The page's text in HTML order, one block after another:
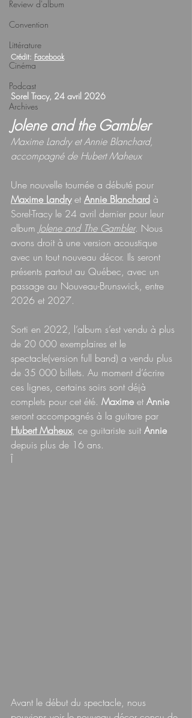
Review d'album
Convention
Littérature
Cinéma
Podcast
Archives
Crédit: Facebook
Sorel Tracy, 24 avril 2026
Jolene and the Gambler
Maxime Landry et Annie Blanchard,
accompagné de Hubert Maheux
Une nouvelle tournée a débuté pour
Maxime Landry et Annie Blanchard à
Sorel-Tracy le 24 avril dernier pour leur
album Jolene and The Gambler. Nous
avons droit à une version acoustique
avec un tout nouveau décor. Ils seront
présents partout au Québec, avec un
passage au Nouveau-Brunswick, entre
2026 et 2027.
Sorti en 2022, l’album s’est vendu à plus
de 20 000 exemplaires et le
spectacle(version full band) a vendu plus
de 35 000 billets. Au moment d’écrire
ces lignes, certains soirs sont déjà
complets pour cet été. Maxime et Annie
seront accompagnés à la guitare par
Hubert Maheux, ce guitariste suit Annie
depuis plus de 16 ans.
Î
Avant le début du spectacle, nous